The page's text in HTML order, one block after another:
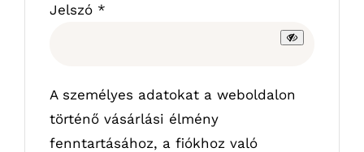
Jelszó *
A személyes adatokat a weboldalon
történő vásárlási élmény
fenntartásához, a fiókhoz való